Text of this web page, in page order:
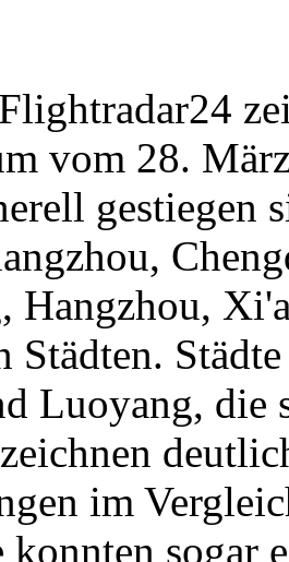
vom 28.
gestiegen
Hangzhou,
Städten.
Luoyang, die
im
sogar